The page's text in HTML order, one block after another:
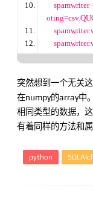
    spamwriter
oting=csv.
    spamwriter
.
    spamwriter
.
突然想到一个无关
在numpy的array中
相同类型的数据，
有着同样的方法和属
python